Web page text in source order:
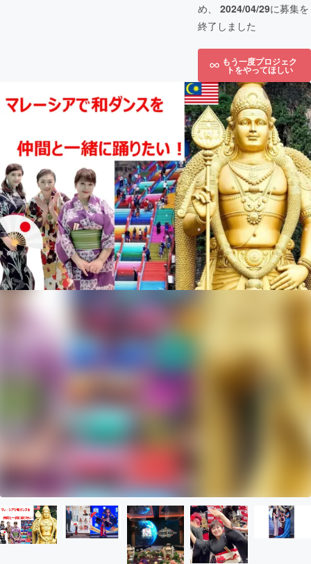
め、 2024/04/29に募集を
終了しました
もう一度プロジェク
トをやってほしい